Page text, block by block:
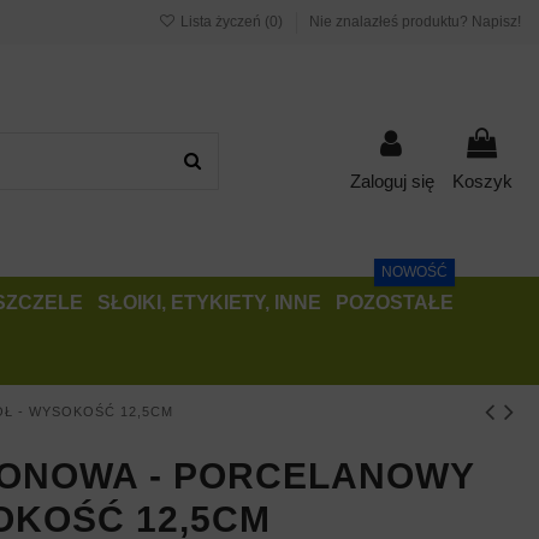
Lista życzeń (0) Nie znalazłeś produktu? Napisz!
Zaloguj się Koszyk
SŁOIKI, ETYKIETY, INNE POZOSTAŁE
NOWOŚĆ
- WYSOKOŚĆ 12,5CM
- PORCELANOWY
12,5CM